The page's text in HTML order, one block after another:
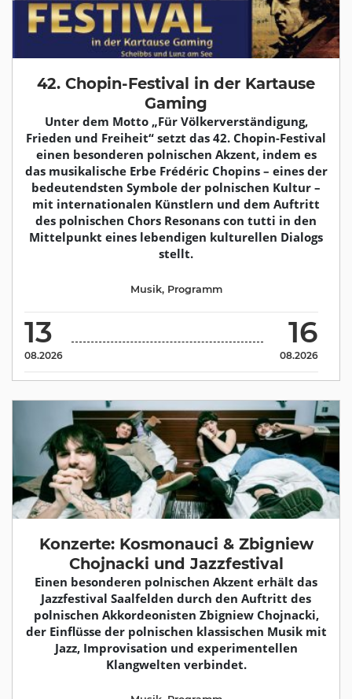
42. Chopin-Festival in der Kartause
Gaming
Unter dem Motto „Für Völkerverständigung,
Frieden und Freiheit“ setzt das 42. Chopin-Festival
einen besonderen polnischen Akzent, indem es
das musikalische Erbe Frédéric Chopins – eines der
bedeutendsten Symbole der polnischen Kultur –
mit internationalen Künstlern und dem Auftritt
des polnischen Chors Resonans con tutti in den
Mittelpunkt eines lebendigen kulturellen Dialogs
stellt.
13
08.2026
16
08.2026
Musik, Programm
Konzerte: Kosmonauci & Zbigniew
Chojnacki und Jazzfestival
Einen besonderen polnischen Akzent erhält das
Jazzfestival Saalfelden durch den Auftritt des
polnischen Akkordeonisten Zbigniew Chojnacki,
der Einflüsse der polnischen klassischen Musik mit
Jazz, Improvisation und experimentellen
Klangwelten verbindet.